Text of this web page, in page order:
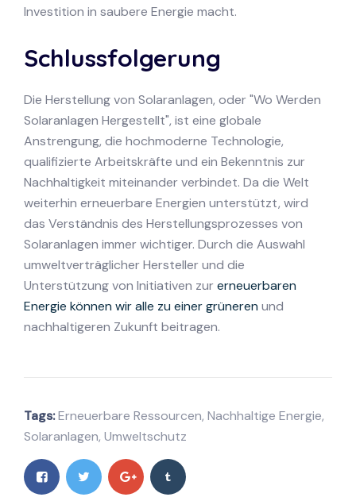
Investition in saubere Energie macht.
Schlussfolgerung
Die Herstellung von Solaranlagen, oder "Wo Werden
Solaranlagen Hergestellt", ist eine globale
Anstrengung, die hochmoderne Technologie,
qualifizierte Arbeitskräfte und ein Bekenntnis zur
Nachhaltigkeit miteinander verbindet. Da die Welt
weiterhin erneuerbare Energien unterstützt, wird
das Verständnis des Herstellungsprozesses von
Solaranlagen immer wichtiger. Durch die Auswahl
umweltverträglicher Hersteller und die
Unterstützung von Initiativen zurerneuerbaren
Energie können wir alle zu einer grüneren und
nachhaltigeren Zukunft beitragen.
Tags:Erneuerbare Ressourcen, Nachhaltige Energie,
Solaranlagen, Umweltschutz